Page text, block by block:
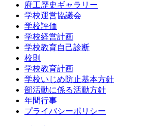
府工歴史ギャラリー
学校運営協議会
学校評価
学校経営計画
学校教育自己診断
校則
学校教育計画
学校いじめ防止基本方針
部活動に係る活動方針
年間行事
プライバシーポリシー